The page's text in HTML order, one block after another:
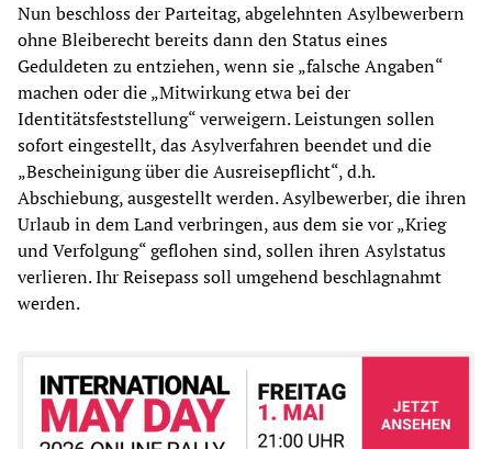
Nun beschloss der Parteitag, abgelehnten Asylbewerbern
ohne Bleiberecht bereits dann den Status eines
Geduldeten zu entziehen, wenn sie „falsche Angaben“
machen oder die „Mitwirkung etwa bei der
Identitätsfeststellung“ verweigern. Leistungen sollen
sofort eingestellt, das Asylverfahren beendet und die
„Bescheinigung über die Ausreisepflicht“, d.h.
Abschiebung, ausgestellt werden. Asylbewerber, die ihren
Urlaub in dem Land verbringen, aus dem sie vor „Krieg
und Verfolgung“ geflohen sind, sollen ihren Asylstatus
verlieren. Ihr Reisepass soll umgehend beschlagnahmt
werden.